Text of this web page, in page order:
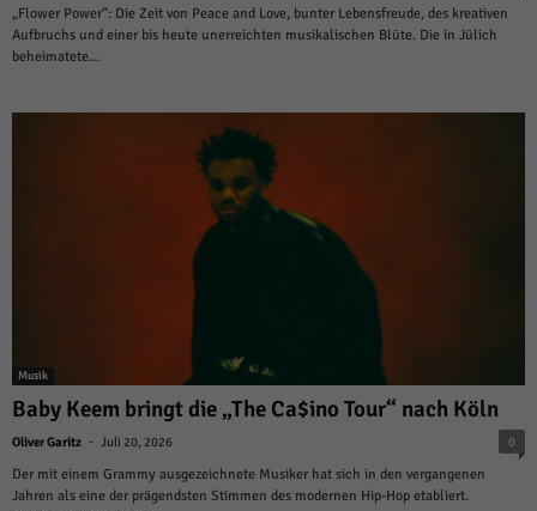
„Flower Power“: Die Zeit von Peace and Love, bunter Lebensfreude, des kreativen
Aufbruchs und einer bis heute unerreichten musikalischen Blüte. Die in Jülich
beheimatete...
Musik
Baby Keem bringt die „The Ca$ino Tour“ nach Köln
Oliver Garitz - Juli 20, 2026 0
Der mit einem Grammy ausgezeichnete Musiker hat sich in den vergangenen
Jahren als eine der prägendsten Stimmen des modernen Hip-Hop etabliert.